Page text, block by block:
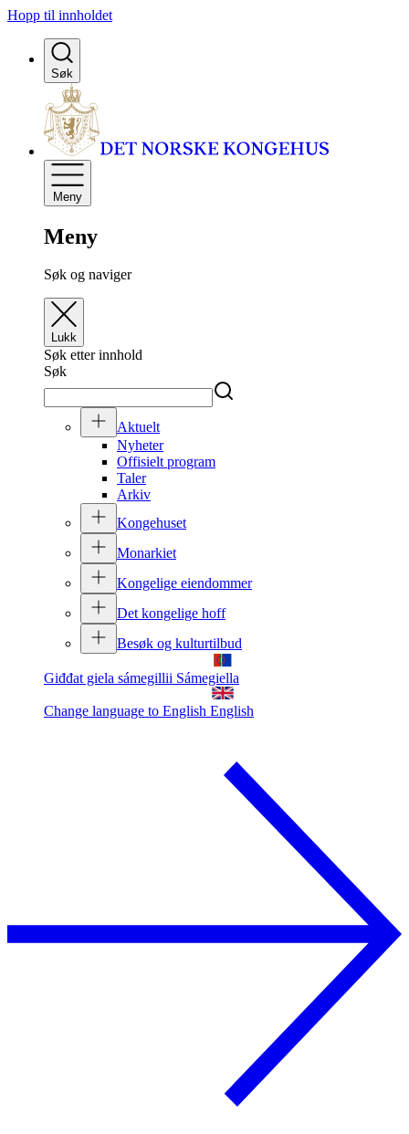
Hopp til innholdet
Søk
Meny
Meny
Søk og naviger
Lukk
Søk etter innhold
Søk
Aktuelt
Nyheter
Offisielt program
Taler
Arkiv
Kongehuset
Monarkiet
Kongelige eiendommer
Det kongelige hoff
Besøk og kulturtilbud
Giđđat giela sámegillii Sámegiella
Change language to English English